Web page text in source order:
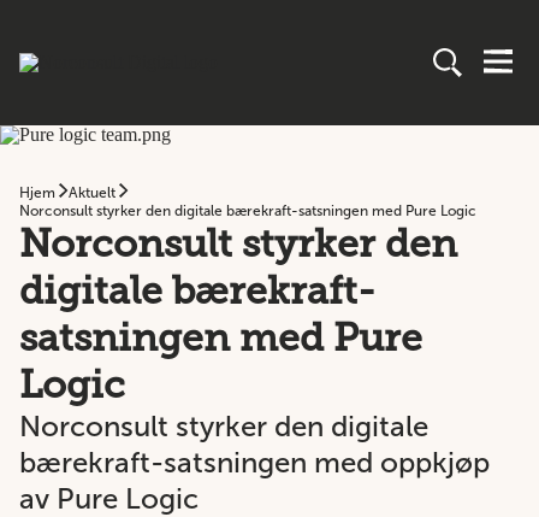
Hjem
Aktuelt
Norconsult styrker den digitale bærekraft-satsningen med Pure Logic
Norconsult styrker den
digitale bærekraft-
satsningen med Pure
Logic
Norconsult styrker den digitale
bærekraft-satsningen med oppkjøp
av Pure Logic